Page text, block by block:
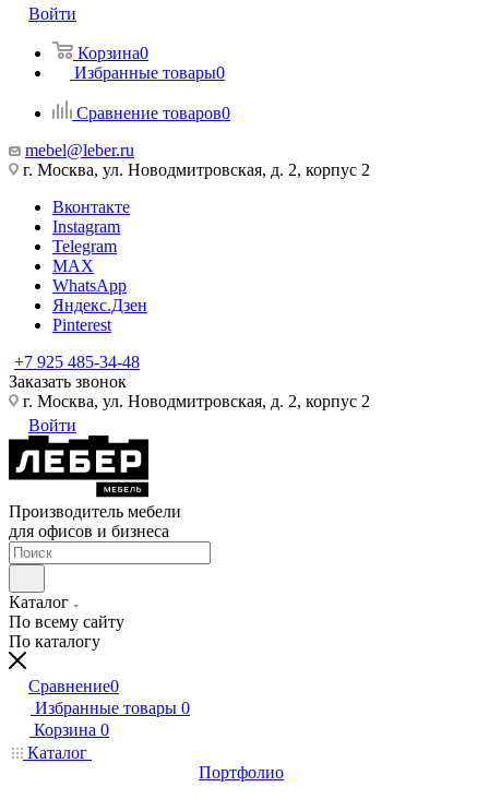
Войти
Корзина0
Избранные товары0
Сравнение товаров0
mebel@leber.ru
г. Москва, ул. Новодмитровская, д. 2, корпус 2
Вконтакте
Instagram
Telegram
MAX
WhatsApp
Яндекс.Дзен
Pinterest
+7 925 485-34-48
Заказать звонок
г. Москва, ул. Новодмитровская, д. 2, корпус 2
Войти
Производитель мебели
для офисов и бизнеса
Каталог
По всему сайту
По каталогу
Сравнение0
Избранные товары 0
Корзина 0
Каталог
Портфолио